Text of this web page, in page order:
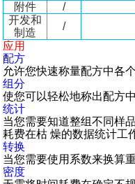
附件
/
开发和
制造
/
应用
配方
允许您快速称量配方中各
组分
使您可以轻松地称出配方
统计
当您需要知道整组不同样
耗费在枯 燥的数据统计工
转换
当您需要使用系数来换算
密度